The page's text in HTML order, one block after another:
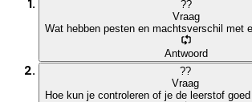
??
Vraag
Wat hebben pesten en machtsverschil met
Antwoord
??
Vraag
Hoe kun je controleren of je de leerstof